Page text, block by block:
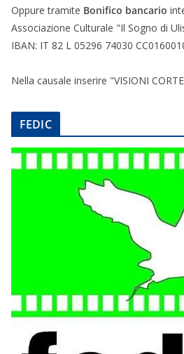
Oppure tramite Bonifico bancario
Associazione Culturale "Il Sogno di
IBAN: IT 82 L 05296 74030
Nella causale inserire "VISIONI
FEDIC